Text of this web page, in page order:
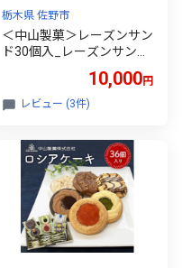
栃木県 佐野市
＜中山製菓＞レーズンサン
ド30個入_レーズンサンド
ラム酒漬レーズン サンド
クッキー 30個 洋菓子 焼き
菓子 お菓子 菓子 スイーツ
無料【1141017】
10,000円
レビュー (3件)